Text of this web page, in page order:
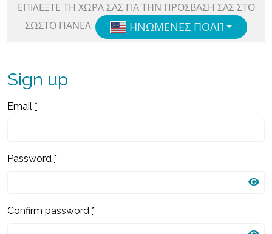
ΕΠΙΛΈΞΤΕ ΤΗ ΧΏΡΑ ΣΑΣ ΓΙΑ ΤΗΝ ΠΡΌΣΒΑΣΗ ΣΑΣ ΣΤΟ
ΣΩΣΤΌ ΠΆΝΕΛ:
ΗΝΩΜΈΝΕΣ ΠΟΛΙΤΕΊΕΣ
Sign up
Email *
Password *
Confirm password *